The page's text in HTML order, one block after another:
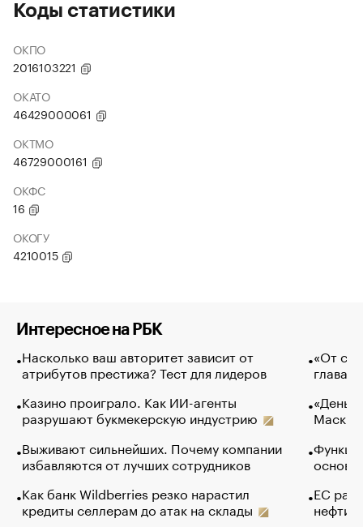
Коды статистики
ОКПО
2016103221
ОКАТО
46429000061
ОКТМО
46729000161
ОКФС
16
ОКОГУ
4210015
Интересное на РБК
Насколько ваш авторитет зависит от
атрибутов престижа? Тест для лидеров
Казино проиграло. Как ИИ-агенты
разрушают букмекерскую индустрию
Выживают сильнейших. Почему компании
избавляются от лучших сотрудников
Как банк Wildberries резко нарастил
кредиты селлерам до атак на склады
«От
глава
Маск в
основ
ЕС
нефти